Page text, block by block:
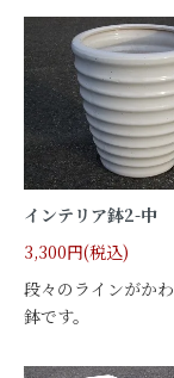
インテリア鉢2-中
3,300円(税込)
段々のラインがか
鉢です。